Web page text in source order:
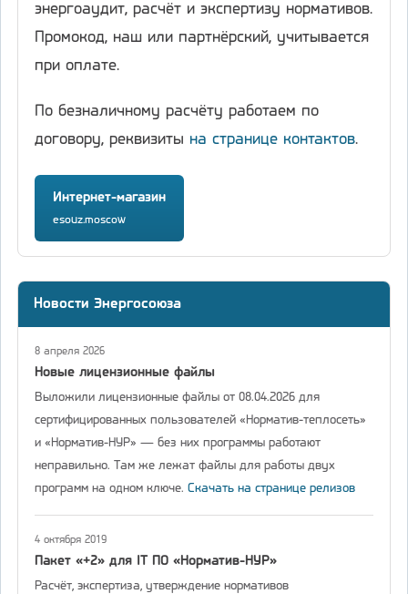
энергоаудит, расчёт и экспертизу нормативов.
Промокод, наш или партнёрский, учитывается
при оплате.
По безналичному расчёту работаем по
договору, реквизиты на странице контактов.
Интернет-магазин
esouz.moscow
Новости Энергосоюза
8 апреля 2026
Новые лицензионные файлы
Выложили лицензионные файлы от 08.04.2026 для
сертифицированных пользователей «Норматив-теплосеть»
и «Норматив-НУР» — без них программы работают
неправильно. Там же лежат файлы для работы двух
программ на одном ключе. Скачать на странице релизов
4 октября 2019
Пакет «+2» для IT ПО «Норматив-НУР»
Расчёт, экспертиза, утверждение нормативов